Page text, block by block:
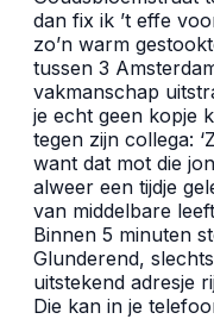
dan fix ik ’t effe
zo’n warm
tussen 3
vakmanschap
je echt geen kopje
tegen zijn collega:
want dat mot die
alweer een tijdje
van middelbare
Binnen 5 minuten
Glunderend,
uitstekend adresje
Die kan in je